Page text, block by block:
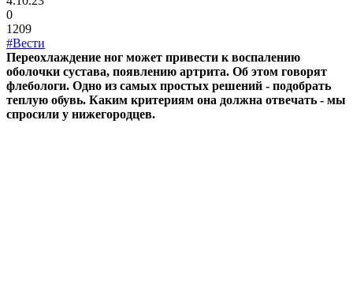
0
1209
#Вести
Переохлаждение ног может привести к воспалению
оболочки сустава, появлению артрита. Об этом говорят
флебологи. Одно из самых простых решений - подобрать
теплую обувь. Каким критериям она должна отвечать - мы
спросили у нижегородцев.